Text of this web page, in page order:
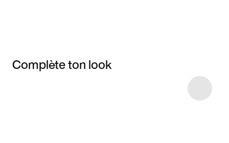
Complète ton look